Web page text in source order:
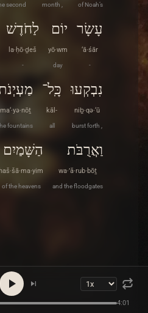
of Noah’s
month ,
second
עָשָׂר
‘ā·śār
-
יוֹם
yō·wm
day
לַחֹדֶשׁ
la·ḥō·ḏeš
-
נִבְקְעוּ
niḇ·qə·‘ū
burst forth ,
כָּֽל־
kāl-
all
ma‘·yə·nōṯ
fountains
וַאֲרֻבֹּת
wa·’ă·rub·bōṯ
and the floodgates
הַשָּׁמַיִם
haš·šā·ma·yim
of the heavens
4:01